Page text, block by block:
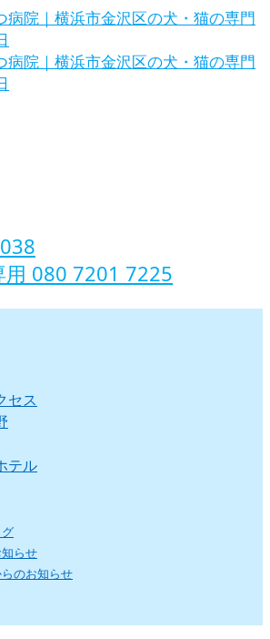
用 080 7201 7225‬
セス
テル
らせ
のお知らせ